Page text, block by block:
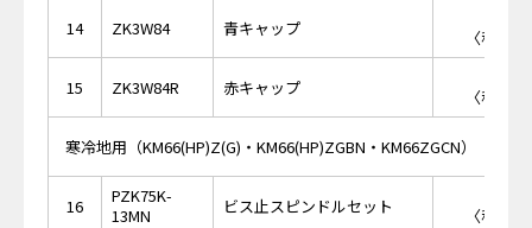
14 ZK3W84 青キャップ
〈税抜
15 ZK3W84R 赤キャップ
〈税抜
寒冷地用（KM66(HP)Z(G)・KM66(HP)ZGBN・KM66ZGCN）
16
PZK75K-
13MN
ビス止スピンドルセット
〈税抜